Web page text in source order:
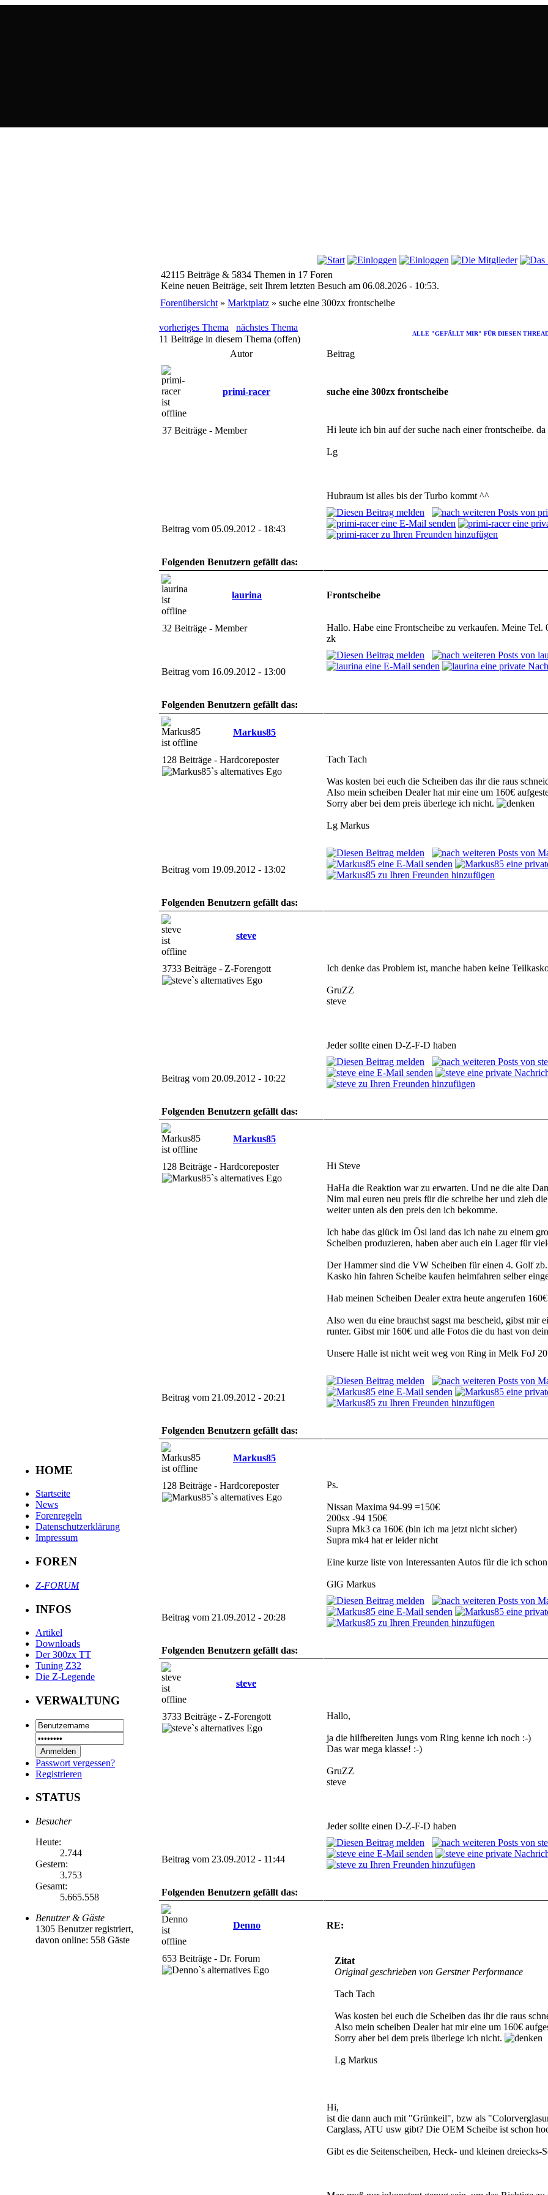
HOME
Startseite
News
Forenregeln
Datenschutzerklärung
Impressum
FOREN
Z-FORUM
INFOS
Artikel
Downloads
Der 300zx TT
Tuning Z32
Die Z-Legende
VERWALTUNG
Passwort vergessen?
Registrieren
STATUS
Besucher
Heute:
2.744
Gestern:
3.753
Gesamt:
5.665.558
Benutzer & Gäste
1305 Benutzer registriert,
davon online: 558 Gäste
42115 Beiträge & 5834 Themen in 17 Foren
Keine neuen Beiträge, seit Ihrem letzten Besuch am 06.08.2026 - 10:53.
Forenübersicht » Marktplatz » suche eine 300zx frontscheibe
vorheriges Thema nächstes Thema
ALLE "GEFÄLLT MIR" FÜR DIESEN
11 Beiträge in diesem Thema (offen)
Autor
Beitrag
primi-racer suche eine 300zx frontscheibe
37 Beiträge - Member Hi leute ich bin auf der suche nach einer frontscheibe. da
Lg
Hubraum ist alles bis der Turbo kommt ^^
Beitrag vom 05.09.2012 - 18:43
Folgenden Benutzern gefällt das:
laurina Frontscheibe
32 Beiträge - Member
Hallo. Habe eine Frontscheibe zu verkaufen. Meine Tel.
zk
Beitrag vom 16.09.2012 - 13:00
Folgenden Benutzern gefällt das:
Markus85
128 Beiträge - Hardcoreposter Tach Tach
Was kosten bei euch die Scheiben das ihr die raus
Also mein scheiben Dealer hat mir eine um 160€
Sorry aber bei dem preis überlege ich nicht.
Lg Markus
Beitrag vom 19.09.2012 - 13:02
Folgenden Benutzern gefällt das:
steve
3733 Beiträge - Z-Forengott Ich denke das Problem ist, manche haben keine
GruZZ
steve
Jeder sollte einen D-Z-F-D haben
Beitrag vom 20.09.2012 - 10:22
Folgenden Benutzern gefällt das:
Markus85
128 Beiträge - Hardcoreposter Hi Steve
HaHa die Reaktion war zu erwarten. Und ne die alte
Nim mal euren neu preis für die schreibe her und zieh
weiter unten als den preis den ich bekomme.
Ich habe das glück im Ösi land das ich nahe zu einem
Scheiben produzieren, haben aber auch ein Lager für
Der Hammer sind die VW Scheiben für einen 4. Golf
Kasko hin fahren Scheibe kaufen heimfahren selber
Hab meinen Scheiben Dealer extra heute angerufen
Also wen du eine brauchst sagst ma bescheid, gibst
runter. Gibst mir 160€ und alle Fotos die du hast von
Unsere Halle ist nicht weit weg von Ring in Melk FoJ
Beitrag vom 21.09.2012 - 20:21
Folgenden Benutzern gefällt das:
Markus85
128 Beiträge - Hardcoreposter Ps.
Nissan Maxima 94-99 =150€
200sx -94 150€
Supra Mk3 ca 160€ (bin ich ma jetzt nicht sicher)
Supra mk4 hat er leider nicht
Eine kurze liste von Interessanten Autos für die ich
GlG Markus
Beitrag vom 21.09.2012 - 20:28
Folgenden Benutzern gefällt das:
steve
3733 Beiträge - Z-Forengott Hallo,
ja die hilfbereiten Jungs vom Ring kenne ich noch :-)
Das war mega klasse! :-)
GruZZ
steve
Jeder sollte einen D-Z-F-D haben
Beitrag vom 23.09.2012 - 11:44
Folgenden Benutzern gefällt das:
Denno RE:
653 Beiträge - Dr. Forum
Zitat
Original geschrieben von Gerstner Performance
Tach Tach
Was kosten bei euch die Scheiben das ihr die raus
Also mein scheiben Dealer hat mir eine um 160€
Sorry aber bei dem preis überlege ich nicht.
Lg Markus
Hi,
ist die dann auch mit "Grünkeil", bzw als
Carglass, ATU usw gibt? Die OEM Scheibe ist schon
Gibt es die Seitenscheiben, Heck- und kleinen